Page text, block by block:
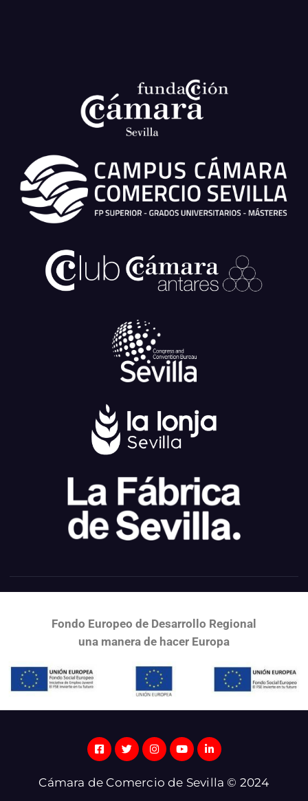
Fondo Europeo de Desarrollo Regional
una manera de hacer Europa
Cámara de Comercio de Sevilla © 2024